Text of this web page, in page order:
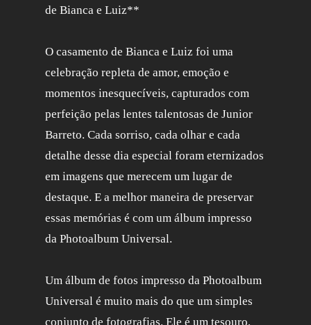
de Bianca e Luiz**
O casamento de Bianca e Luiz foi uma
celebração repleta de amor, emoção e
momentos inesquecíveis, capturados com
perfeição pelas lentes talentosas de Junior
Barreto. Cada sorriso, cada olhar e cada
detalhe desse dia especial foram eternizados
em imagens que merecem um lugar de
destaque. E a melhor maneira de preservar
essas memórias é com um álbum impresso
da Photoalbum Universal.
Um álbum de fotos impresso da Photoalbum
Universal é muito mais do que um simples
conjunto de fotografias. Ele é um tesouro,